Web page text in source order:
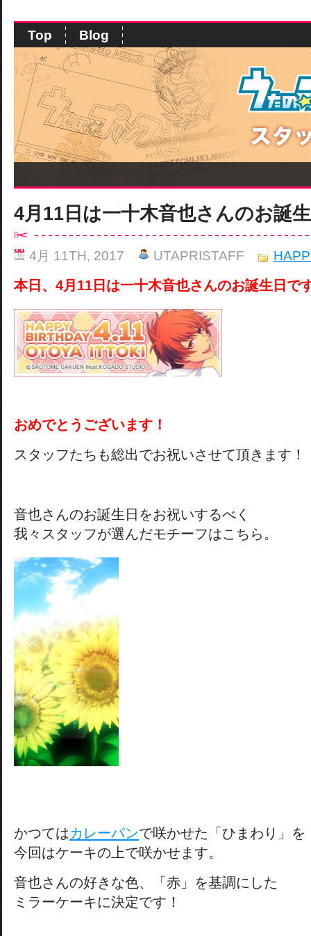
Top Blog
4月11日は一十木音也さんのお誕
4月 11TH, 2017 UTAPRISTAFF
本日、4月11日は一十木音也さんのお誕生日で
おめでとうございます！
スタッフたちも総出でお祝いさせて頂きます！
音也さんのお誕生日をお祝いするべく
我々スタッフが選んだモチーフはこちら。
かつてはカレーパンで咲かせた「ひまわり」を
今回はケーキの上で咲かせます。
音也さんの好きな色、「赤」を基調にした
ミラーケーキに決定です！